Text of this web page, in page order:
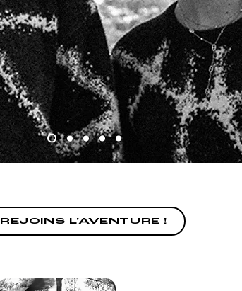
REJOINS L'AVENTURE !